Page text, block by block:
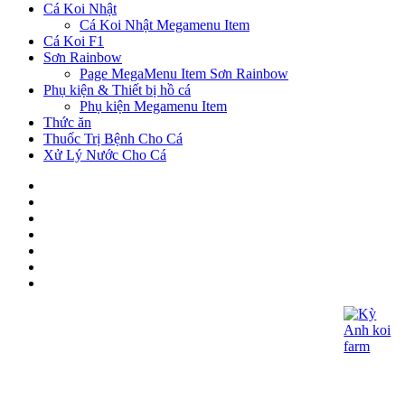
Cá Koi Nhật
Cá Koi Nhật Megamenu Item
Cá Koi F1
Sơn Rainbow
Page MegaMenu Item Sơn Rainbow
Phụ kiện & Thiết bị hồ cá
Phụ kiện Megamenu Item
Thức ăn
Thuốc Trị Bệnh Cho Cá
Xử Lý Nước Cho Cá